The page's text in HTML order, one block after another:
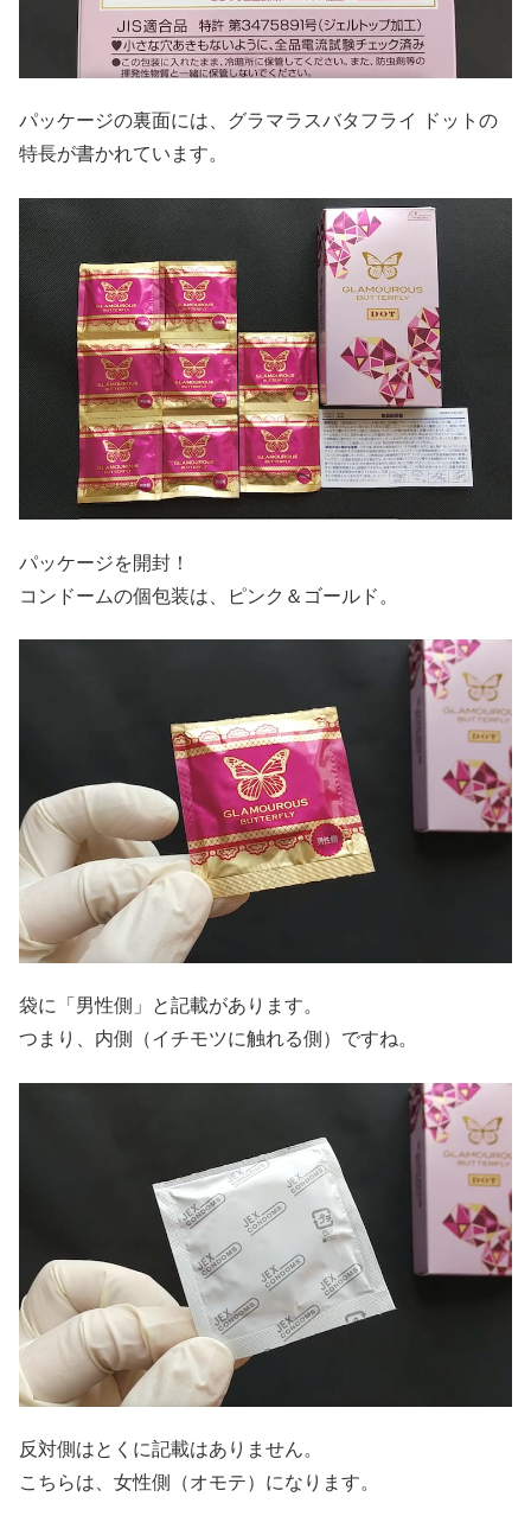
パッケージの裏面には、グラマラスバタフライ ドットの
特長が書かれています。
パッケージを開封！
コンドームの個包装は、ピンク＆ゴールド。
袋に「男性側」と記載があります。
つまり、内側（イチモツに触れる側）ですね。
反対側はとくに記載はありません。
こちらは、女性側（オモテ）になります。